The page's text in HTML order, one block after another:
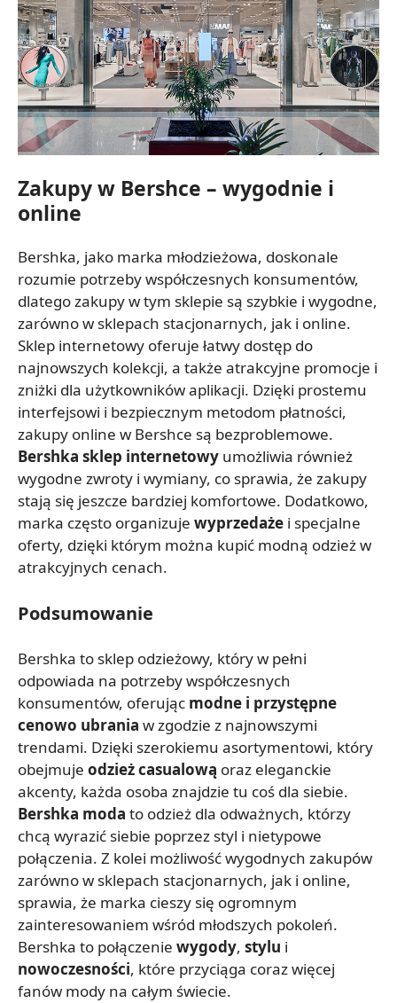
Zakupy w Bershce – wygodnie i
online
Bershka, jako marka młodzieżowa, doskonale
rozumie potrzeby współczesnych konsumentów,
dlatego zakupy w tym sklepie są szybkie i wygodne,
zarówno w sklepach stacjonarnych, jak i online.
Sklep internetowy oferuje łatwy dostęp do
najnowszych kolekcji, a także atrakcyjne promocje i
zniżki dla użytkowników aplikacji. Dzięki prostemu
interfejsowi i bezpiecznym metodom płatności,
zakupy online w Bershce są bezproblemowe.
Bershka sklep internetowy umożliwia również
wygodne zwroty i wymiany, co sprawia, że zakupy
stają się jeszcze bardziej komfortowe. Dodatkowo,
marka często organizuje wyprzedaże i specjalne
oferty, dzięki którym można kupić modną odzież w
atrakcyjnych cenach.
Podsumowanie
Bershka to sklep odzieżowy, który w pełni
odpowiada na potrzeby współczesnych
konsumentów, oferując modne i przystępne
cenowo ubrania w zgodzie z najnowszymi
trendami. Dzięki szerokiemu asortymentowi, który
obejmuje odzież casualową oraz eleganckie
akcenty, każda osoba znajdzie tu coś dla siebie.
Bershka moda to odzież dla odważnych, którzy
chcą wyrazić siebie poprzez styl i nietypowe
połączenia. Z kolei możliwość wygodnych zakupów
zarówno w sklepach stacjonarnych, jak i online,
sprawia, że marka cieszy się ogromnym
zainteresowaniem wśród młodszych pokoleń.
Bershka to połączenie wygody, stylu i
nowoczesności, które przyciąga coraz więcej
fanów mody na całym świecie.